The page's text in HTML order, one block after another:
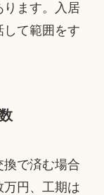
ります。入居
て範囲をす
換で済む場合
円、工期は